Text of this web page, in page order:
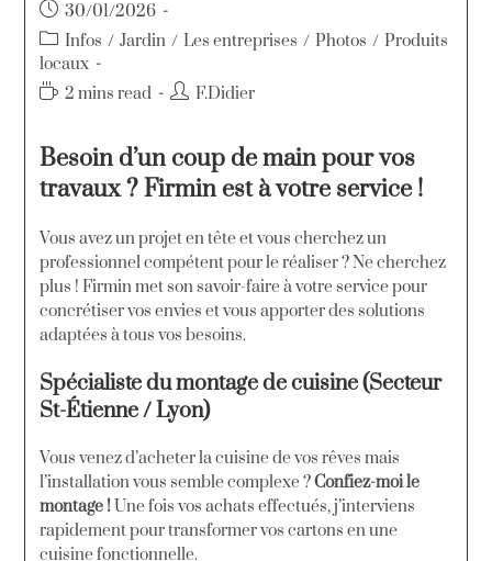
30/01/2026
Infos / Jardin / Les entreprises / Photos / Produits
locaux
2 mins read
F.Didier
Besoin d’un coup de main pour vos
travaux ? Firmin est à votre service !
Vous avez un projet en tête et vous cherchez un
professionnel compétent pour le réaliser ? Ne cherchez
plus ! Firmin met son savoir-faire à votre service pour
concrétiser vos envies et vous apporter des solutions
adaptées à tous vos besoins.
Spécialiste du montage de cuisine(Secteur
St-Étienne / Lyon)
Vous venez d’acheter la cuisine de vos rêves mais
l’installation vous semble complexe ?Confiez-moi le
montage !Une fois vos achats effectués, j’interviens
rapidement pour transformer vos cartons en une
cuisine fonctionnelle.